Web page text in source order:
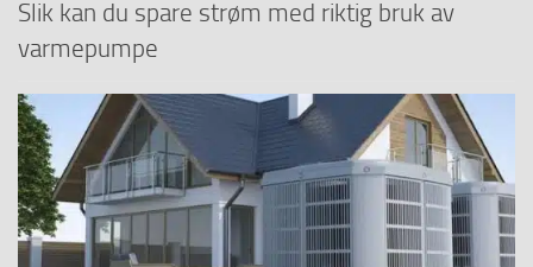
Slik kan du spare strøm med riktig bruk av
varmepumpe